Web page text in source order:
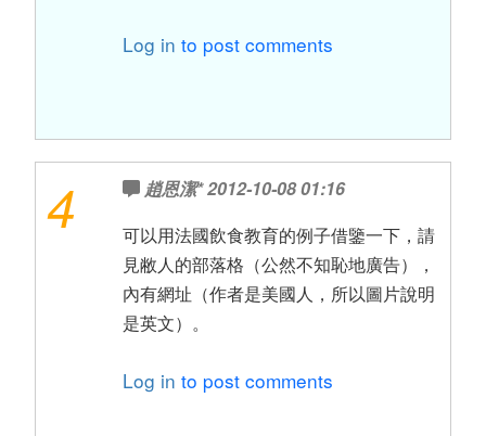
Log in to post comments
4 趙恩潔*2012-10-08 01:16
可以用法國飲食教育的例子借鑒一下，請
見敝人的部落格（公然不知恥地廣告），
內有網址（作者是美國人，所以圖片說明
是英文）。
Log in to post comments